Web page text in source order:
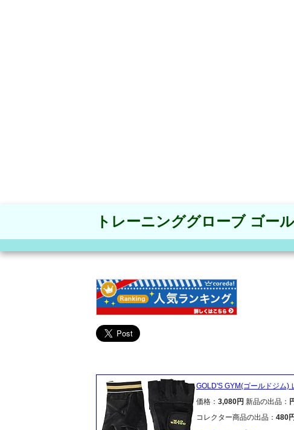
トレーニンググローブ ゴー
GOLD'S GYM(ゴールドジム)
価格： 3,080円 新品の出品：
コレクター商品の出品： 480円